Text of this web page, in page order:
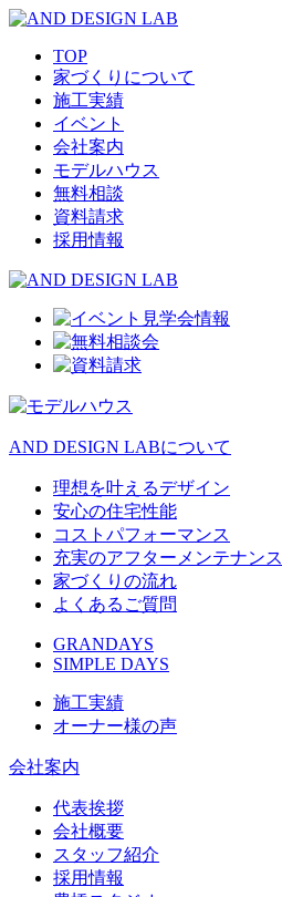
TOP
家づくりについて
施工実績
イベント
会社案内
モデルハウス
無料相談
資料請求
採用情報
AND DESIGN LABについて
理想を叶えるデザイン
安心の住宅性能
コストパフォーマンス
充実のアフターメンテナンス
家づくりの流れ
よくあるご質問
GRANDAYS
SIMPLE DAYS
施工実績
オーナー様の声
会社案内
代表挨拶
会社概要
スタッフ紹介
採用情報